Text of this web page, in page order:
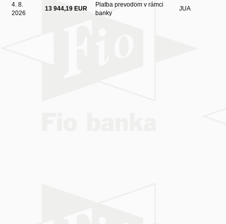
4. 8.
2026
13 944,19 EUR
Platba prevodom v rámci
banky
JUA